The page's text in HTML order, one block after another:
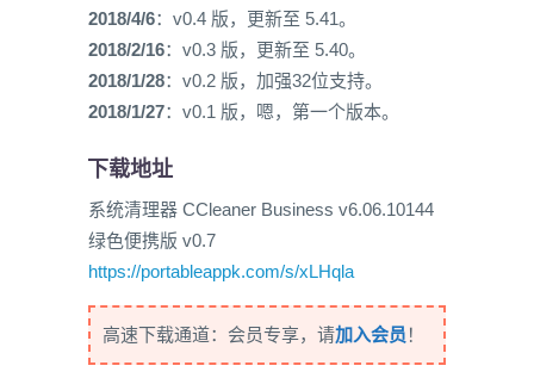
2018/4/6：v0.4 版，更新至 5.41。
2018/2/16：v0.3 版，更新至 5.40。
2018/1/28：v0.2 版，加强32位支持。
2018/1/27：v0.1 版，嗯，第一个版本。
下载地址
系统清理器 CCleaner Business v6.06.10144
绿色便携版 v0.7
https://portableappk.com/s/xLHqla
高速下载通道：会员专享，请加入会员 ！